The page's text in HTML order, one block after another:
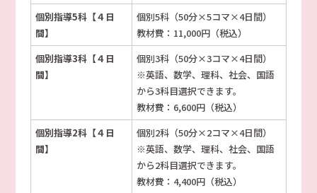
個別指導5科【４日
間】
個別5科（50分×5コマ×4日間）
教材費：11,000円（税込）
個別指導3科【４日
間】
個別3科（50分×3コマ×4日間）
※英語、数学、理科、社会、国語
から3科目選択できます。
教材費：6,600円（税込）
個別指導2科【４日
間】
個別2科（50分×2コマ×4日間）
※英語、数学、理科、社会、国語
から2科目選択できます。
教材費：4,400円（税込）